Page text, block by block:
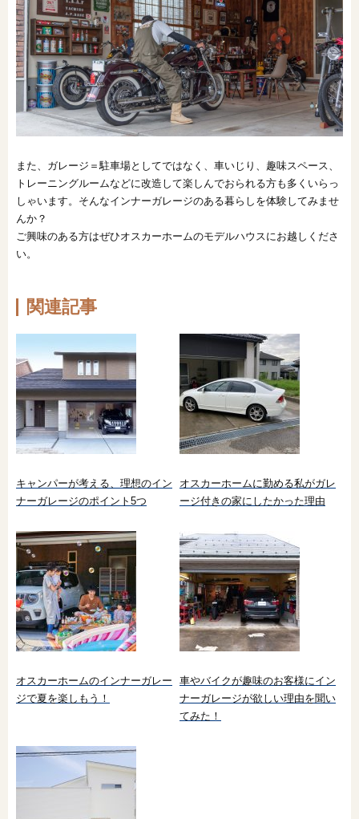
また、ガレージ＝駐車場としてではなく、車いじり、趣味スペース、
トレーニングルームなどに改造して楽しんでおられる方も多くいらっ
しゃいます。そんなインナーガレージのある暮らしを体験してみませ
んか？
ご興味のある方はぜひオスカーホームのモデルハウスにお越しくださ
い。
関連記事
キャンパーが考える、理想のイン
ナーガレージのポイント5つ
オスカーホームに勤める私がガレ
ージ付きの家にしたかった理由
オスカーホームのインナーガレー
ジで夏を楽しもう！
車やバイクが趣味のお客様にイン
ナーガレージが欲しい理由を聞い
てみた！